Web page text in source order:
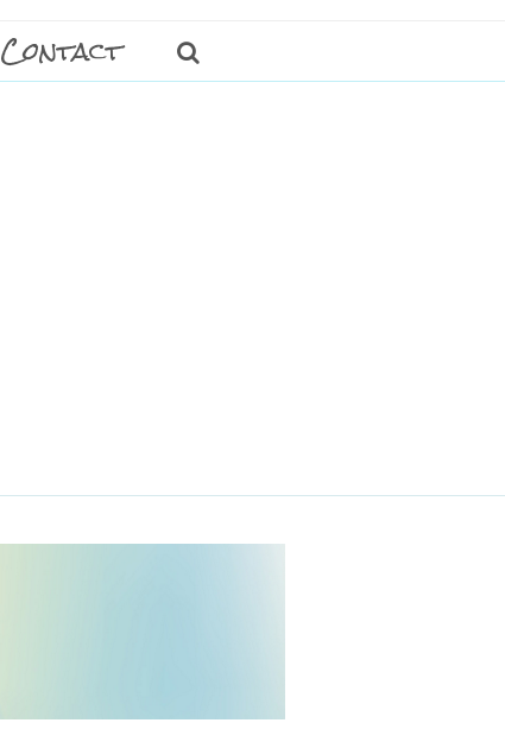
Contact